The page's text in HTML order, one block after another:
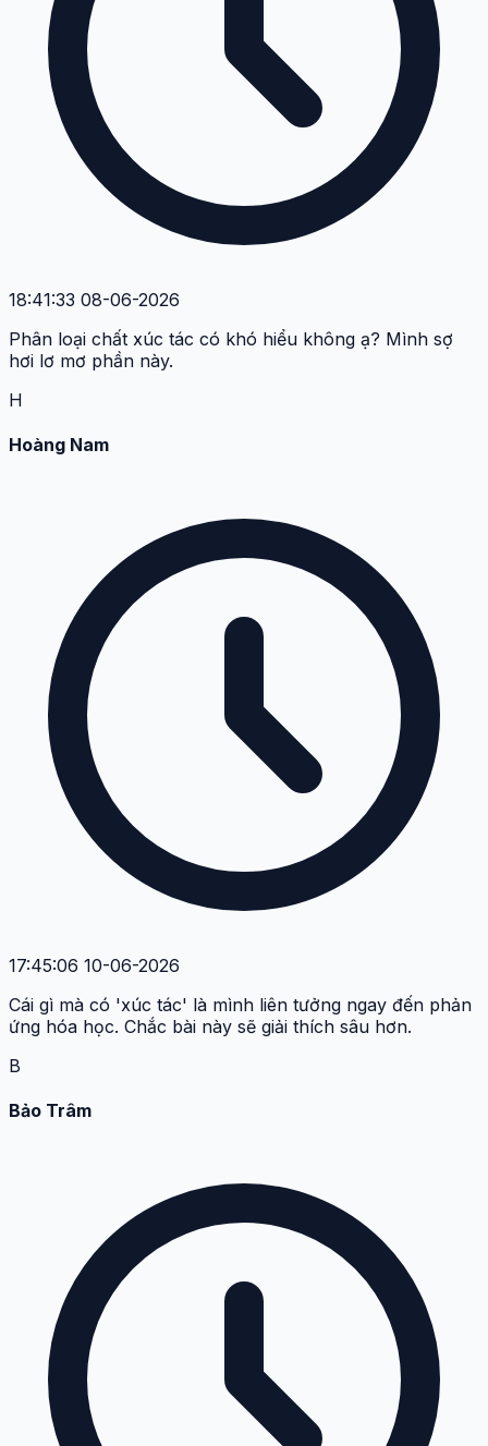
18:41:33 08-06-2026
Phân loại chất xúc tác có khó hiểu không ạ? Mình sợ
hơi lơ mơ phần này.
H
Hoàng Nam
17:45:06 10-06-2026
Cái gì mà có 'xúc tác' là mình liên tưởng ngay đến phản
ứng hóa học. Chắc bài này sẽ giải thích sâu hơn.
B
Bảo Trâm